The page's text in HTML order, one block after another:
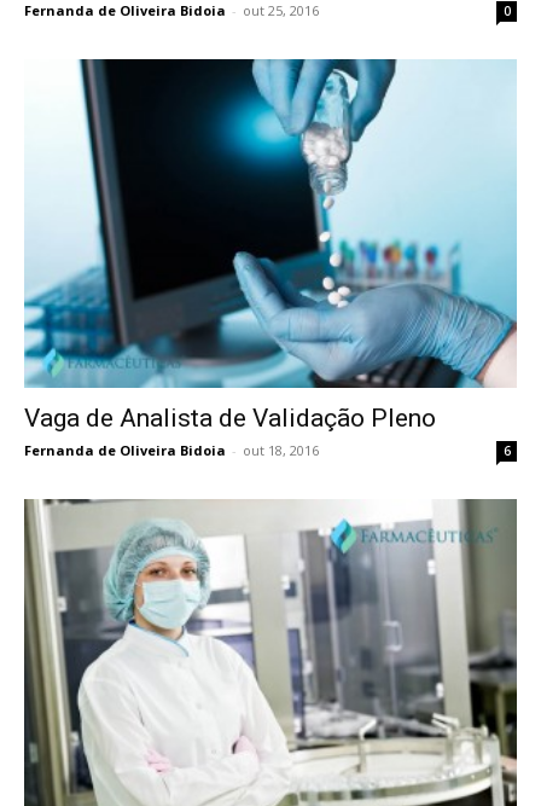
Fernanda de Oliveira Bidoia - out 25, 2016 0
Vaga de Analista de Validação Pleno
Fernanda de Oliveira Bidoia - out 18, 2016 6